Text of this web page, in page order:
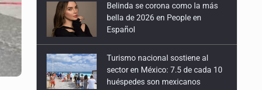
Turismo nacional sostiene al
sector en México: 7.5 de cada 10
huéspedes son mexicanos
Día Internacional del Gato: La
historia del felino que conquistó
nuestros hogares e internet